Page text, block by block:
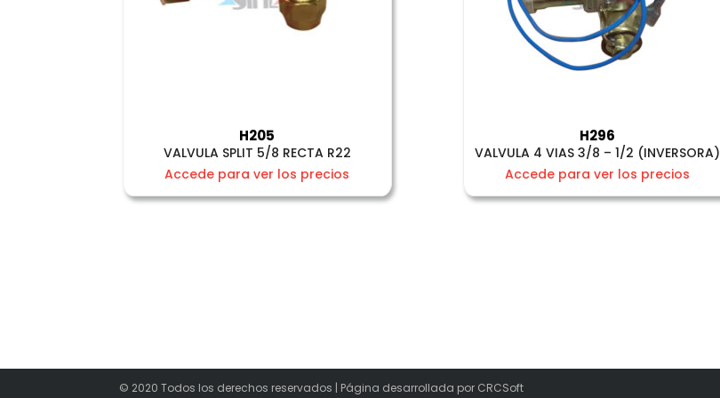
H205
VALVULA SPLIT 5/8 RECTA R22
Accede para ver los precios
H296
VALVULA 4 VIAS 3/8 – 1/2 (INVERSORA)
Accede para ver los precios
© 2020 Todos los derechos reservados | Página desarrollada por CRCSoft